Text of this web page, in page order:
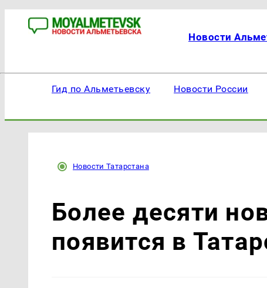
Новости
Гид по Альметьевску Новости России
Новости Татарстана
Более десяти
появится в